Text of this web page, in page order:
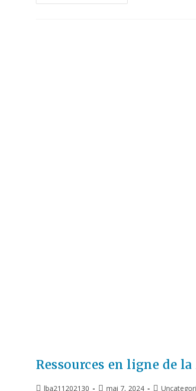
Ressources en ligne de
lba211202130 mai 7, 2024